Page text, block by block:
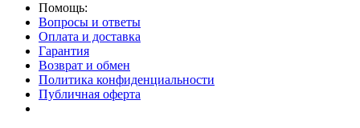
Помощь:
Вопросы и ответы
Оплата и доставка
Гарантия
Возврат и обмен
Политика конфиденциальности
Публичная оферта